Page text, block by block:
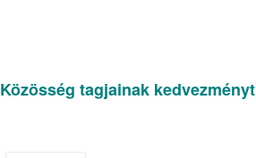
tagjainak kedvezményt